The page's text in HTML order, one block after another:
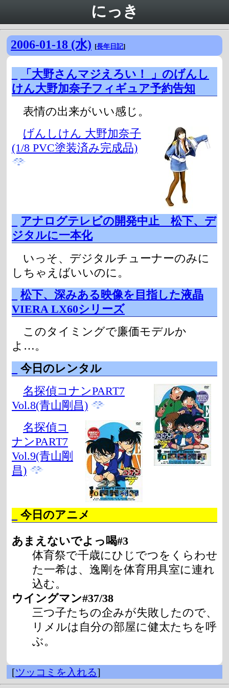
にっき
2006-01-18 (水) [長年日記]
「大野さんマジえろい！ 」のげんし
けん大野加奈子フィギュア予約告知
表情の出来がいい感じ。
げんしけん 大野加奈子
(1/8 PVC塗装済み完成品)
アナログテレビの開発中止 松下、デ
ジタルに一本化
いっそ、デジタルチューナーのみに
しちゃえばいいのに。
松下、深みある映像を目指した液晶
VIERA LX60シリーズ
このタイミングで廉価モデルか
よ…。
今日のレンタル
名探偵コナンPART7
Vol.8(青山剛昌)
名探偵コ
ナンPART7
Vol.9(青山剛
昌)
今日のアニメ
あまえないでよっ喝#3
体育祭で千歳にひじでつをくらわせ
た一希は、逸剛を体育用具室に連れ
込む。
ウイングマン#37/38
三つ子たちの企みが失敗したので、
リメルは自分の部屋に健太たちを呼
ぶ。
[ツッコミを入れる]